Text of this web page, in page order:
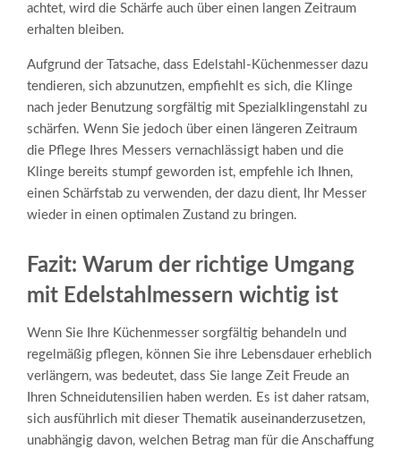
achtet, wird die Schärfe auch über einen langen Zeitraum
erhalten bleiben.
Aufgrund der Tatsache, dass Edelstahl-Küchenmesser dazu
tendieren, sich abzunutzen, empfiehlt es sich, die Klinge
nach jeder Benutzung sorgfältig mit Spezialklingenstahl zu
schärfen. Wenn Sie jedoch über einen längeren Zeitraum
die Pflege Ihres Messers vernachlässigt haben und die
Klinge bereits stumpf geworden ist, empfehle ich Ihnen,
einen Schärfstab zu verwenden, der dazu dient, Ihr Messer
wieder in einen optimalen Zustand zu bringen.
Fazit: Warum der richtige Umgang
mit Edelstahlmessern wichtig ist
Wenn Sie Ihre Küchenmesser sorgfältig behandeln und
regelmäßig pflegen, können Sie ihre Lebensdauer erheblich
verlängern, was bedeutet, dass Sie lange Zeit Freude an
Ihren Schneidutensilien haben werden. Es ist daher ratsam,
sich ausführlich mit dieser Thematik auseinanderzusetzen,
unabhängig davon, welchen Betrag man für die Anschaffung